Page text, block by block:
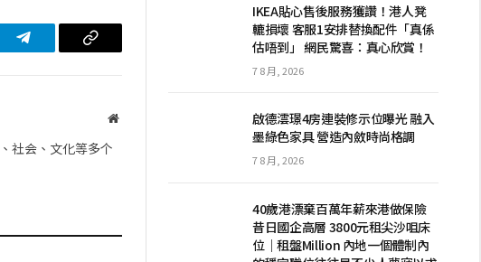
Telegram 复
网
社会、文化等多个
IKEA貼心售後服務獲讚！港人凳
轆損壞 客服1安排替換配件「真係
估唔到」 網民驚喜：真心欣賞！
7 8 月, 2026
啟德澐璟4房連裝修示位曝光 融入
墨綠色家具 營造內斂時尚格調
7 8 月, 2026
40歲港漂棄百萬年薪來港做保險
昔日國企高層 3800元租尖沙咀床
位｜租盤Million 內地一個體制內